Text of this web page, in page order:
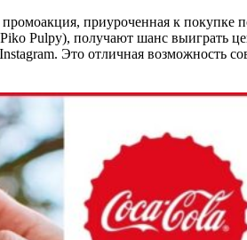
приуроченная к
Pulpy), получают шанс выиграть
Это отличная возможность